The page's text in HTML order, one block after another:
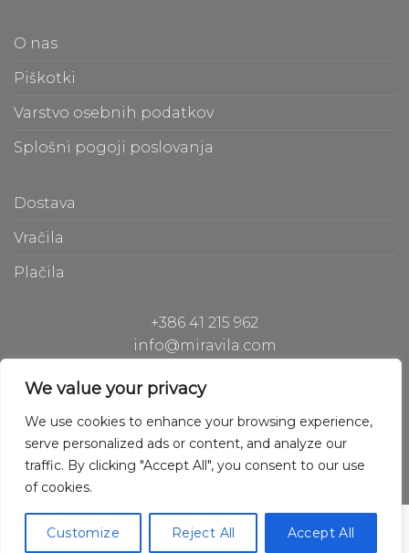
We value your privacy
We use cookies to enhance your browsing experience,
serve personalized ads or content, and analyze our
traffic. By clicking "Accept All", you consent to our use
of cookies.
Customize Reject All Accept All
O nas
Piškotki
Varstvo osebnih podatkov
Splošni pogoji poslovanja
Dostava
Vračila
Plačila
+386 41 215 962
info@miravila.com
Hladilniška pot 42, 1000 Ljubljana, Slovenija